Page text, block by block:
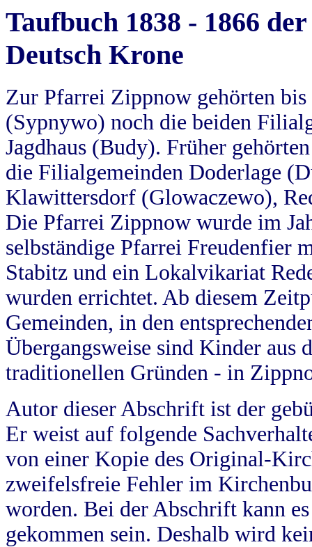
Taufbuch 1838 - 1866
Deutsch Krone
Zur Pfarrei Zippnow gehörten
(Sypnywo) noch die beiden
Jagdhaus (Budy). Früher
die Filialgemeinden Doderlage
Klawittersdorf (Glowaczewo),
Die Pfarrei Zippnow wurde im
selbständige Pfarrei Freudenfier
Stabitz und ein Lokalvikariat
wurden errichtet. Ab diesem
Gemeinden, in den
Übergangsweise sind Kinder aus
traditionellen Gründen - in
Autor dieser Abschrift ist der
Er weist auf folgende
von einer Kopie des Original-
zweifelsfreie Fehler im
worden. Bei der Abschrift kann
gekommen sein. Deshalb wird